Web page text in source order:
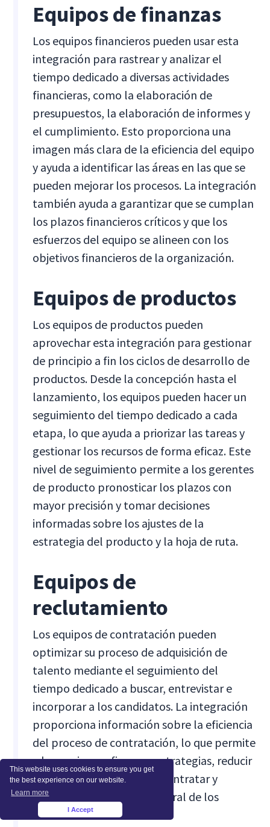
This website uses cookies to ensure you get
the best experience on our website.
Learn more
I Accept
Equipos de finanzas
Los equipos financieros pueden usar esta
integración para rastrear y analizar el
tiempo dedicado a diversas actividades
financieras, como la elaboración de
presupuestos, la elaboración de informes y
el cumplimiento. Esto proporciona una
imagen más clara de la eficiencia del equipo
y ayuda a identificar las áreas en las que se
pueden mejorar los procesos. La integración
también ayuda a garantizar que se cumplan
los plazos financieros críticos y que los
esfuerzos del equipo se alineen con los
objetivos financieros de la organización.
Equipos de productos
Los equipos de productos pueden
aprovechar esta integración para gestionar
de principio a fin los ciclos de desarrollo de
productos. Desde la concepción hasta el
lanzamiento, los equipos pueden hacer un
seguimiento del tiempo dedicado a cada
etapa, lo que ayuda a priorizar las tareas y
gestionar los recursos de forma eficaz. Este
nivel de seguimiento permite a los gerentes
de producto pronosticar los plazos con
mayor precisión y tomar decisiones
informadas sobre los ajustes de la
estrategia del producto y la hoja de ruta.
Equipos de
reclutamiento
Los equipos de contratación pueden
optimizar su proceso de adquisición de
talento mediante el seguimiento del
tiempo dedicado a buscar, entrevistar e
incorporar a los candidatos. La integración
proporciona información sobre la eficiencia
del proceso de contratación, lo que permite
a los equipos refinar sus estrategias, reducir
el tiempo necesario para contratar y
mejorar la experiencia general de los
candidatos.